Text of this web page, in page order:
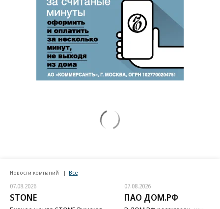
Новости компаний Все
07.08.2026
STONE
07.08.2026
ПАО ДОМ.РФ